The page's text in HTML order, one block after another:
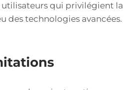
qui privilégient la
des technologies avancées.